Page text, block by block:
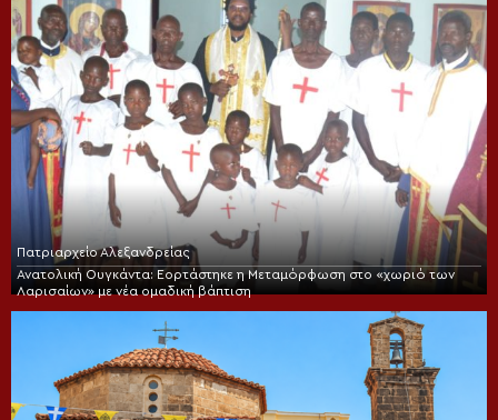
Πατριαρχείο Αλεξανδρείας
Ανατολική Ουγκάντα: Εορτάστηκε η Μεταμόρφωση στο «χωριό των
Λαρισαίων» με νέα ομαδική βάπτιση